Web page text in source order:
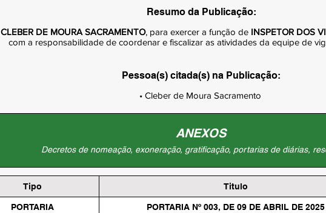
Resumo da Publicação:
CLEBER DE MOURA SACRAMENTO, para exercer a função de INSPETOR DOS
com a responsabilidade de coordenar e fiscalizar as atividades da equipe de
Pessoa(s) citada(s) na Publicação:
• Cleber de Moura Sacramento
ANEXOS
Decretos de nomeação, exoneração, gratificação, portarias de diárias,
Tipo Titulo
PORTARIA PORTARIA Nº 003, DE 09 DE ABRIL DE 2025